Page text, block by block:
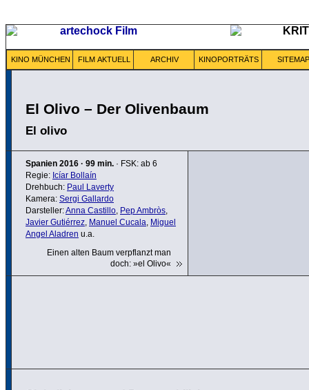
KINO MÜNCHEN FILM AKTUELL ARCHIV KINOPORTRÄTS SITEMAP
El Olivo – Der Olivenbaum
El olivo
Spanien 2016 · 99 min. · FSK: ab 6
Regie: Icíar Bollaín
Drehbuch: Paul Laverty
Kamera: Sergi Gallardo
Darsteller:Anna Castillo, Pep Ambròs,
Javier Gutiérrez, Manuel Cucala, Miguel
Angel Aladren u.a.
Einen alten Baum verpflanzt man
doch: »el Olivo«